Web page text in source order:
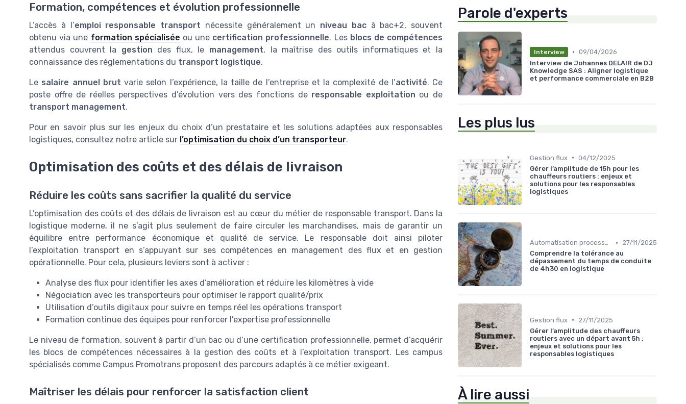
Formation, compétences et évolution professionnelle
L’accès à l’emploi responsable transport nécessite généralement un niveau bacà bac+2, souvent
obtenu via une formation spécialisée ou une certification professionnelle. Les blocs de compétences
attendus couvrent la gestion des flux, le management, la maîtrise des outils informatiques et la
connaissance des réglementations du transport logistique.
Le salaire annuel brut varie selon l’expérience, la taille de l’entreprise et la complexité de l’activité. Ce
poste offre de réelles perspectives d’évolution vers des fonctions de responsable exploitation ou de
transport management.
Pour en savoir plus sur les enjeux du choix d’un prestataire et les solutions adaptées aux responsables
logistiques, consultez notre article sur l’optimisation du choix d’un transporteur.
Optimisation des coûts et des délais de livraison
Réduire les coûts sans sacrifier la qualité du service
L’optimisation des coûts et des délais de livraison est au cœur du métier de responsable transport. Dans la
logistique moderne, il ne s’agit plus seulement de faire circuler les marchandises, mais de garantir un
équilibre entre performance économique et qualité de service. Le responsable doit ainsi piloter
l’exploitation transport en s’appuyant sur ses compétences en management des flux et en gestion
opérationnelle. Pour cela, plusieurs leviers sont à activer :
Analyse des flux pour identifier les axes d’amélioration et réduire les kilomètres à vide
Négociation avec les transporteurs pour optimiser le rapport qualité/prix
Utilisation d’outils digitaux pour suivre en temps réel les opérations transport
Formation continue des équipes pour renforcer l’expertise professionnelle
Le niveau de formation, souvent à partir d’un bac ou d’une certification professionnelle, permet d’acquérir
les blocs de compétences nécessaires à la gestion des coûts et à l’exploitation transport. Les campus
spécialisés comme Campus Promotrans proposent des parcours adaptés à ce métier exigeant.
Maîtriser les délais pour renforcer la satisfaction client
Parole d'experts
Interview • 09/04/2026
Interview de Johannes DELAIR de DJ
Knowledge SAS : Aligner logistique
et performance commerciale en B2B
Les plus lus
Gestion flux • 04/12/2025
Gérer l’amplitude de 15h pour les
chauffeurs routiers : enjeux et
solutions pour les responsables
logistiques
Automatisation processus •
27/11/2025
Comprendre la tolérance au
dépassement du temps de conduite
de 4h30 en logistique
Gestion flux •
27/11/2025
Gérer l’amplitude des chauffeurs
routiers avec un départ avant 5h :
enjeux et solutions pour les
responsables logistiques
À lire aussi